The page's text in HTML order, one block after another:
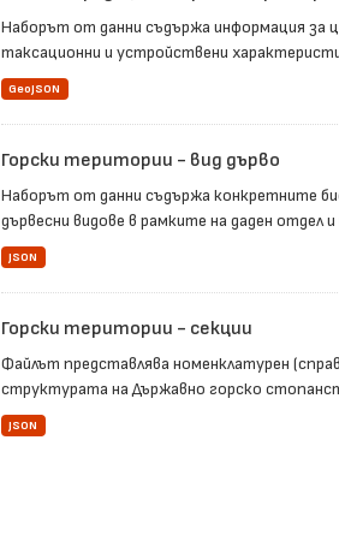
Наборът от данни съдържа информация за
таксационни и устройствени
GeoJSON
Горски територии - вид дърво
Наборът от данни съдържа конкретните
дървесни видове в рамките на даден отдел
JSON
Горски територии - секции
Файлът представлява номенклатурен
структурата на Държавно горско
JSON